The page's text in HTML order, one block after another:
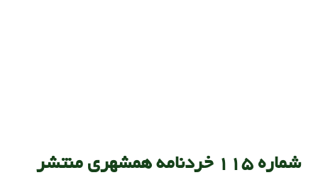
شماره 115 خردنامه همشهری منتشر